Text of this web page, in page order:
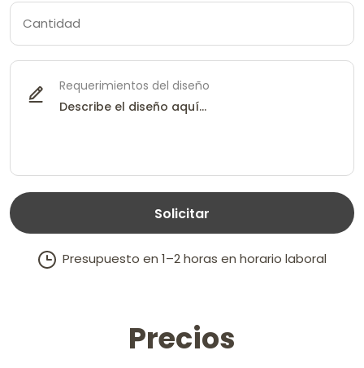
Requerimientos del diseño
Solicitar
Presupuesto en 1–2 horas en horario laboral
Precios